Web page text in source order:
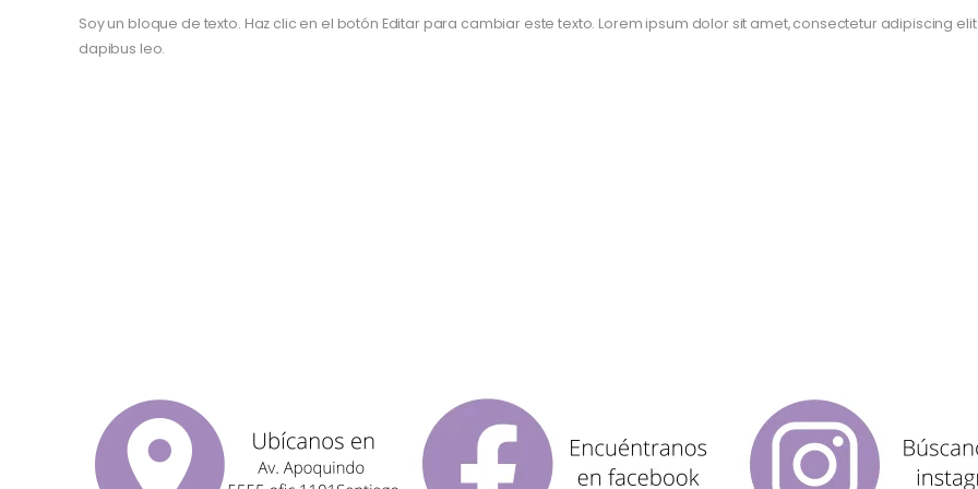
Soy un bloque de texto. Haz clic en el botón Editar para cambiar este texto. Lorem ipsum dolor sit amet, consectetur adipiscing
dapibus leo.